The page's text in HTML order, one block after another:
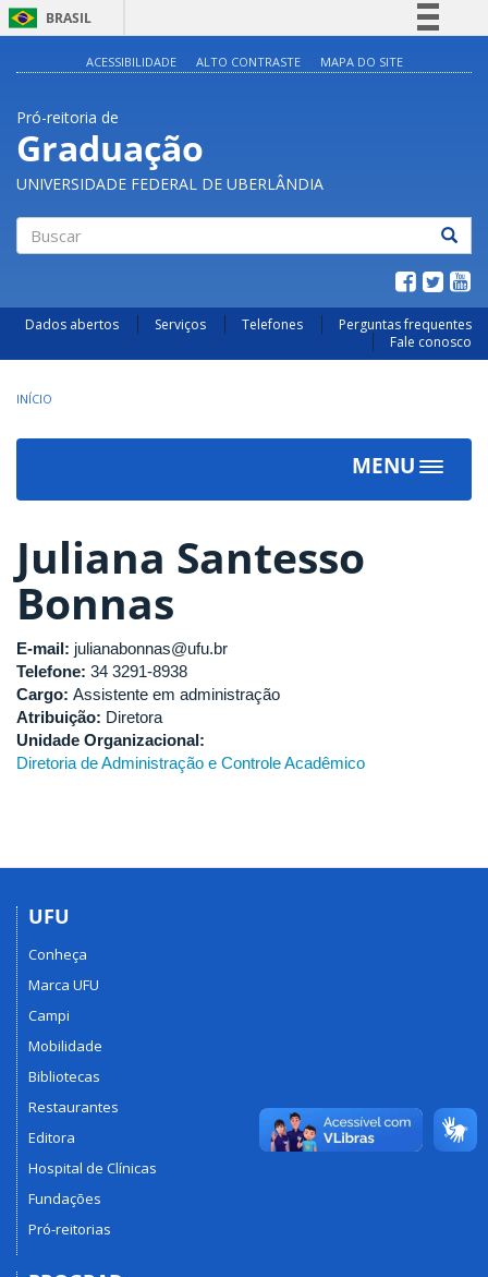
BRASIL
Legislação
Canais
ACESSIBILIDADE ALTO CONTRASTE MAPA DO SITE
Pró-reitoria de
Graduação
UNIVERSIDADE FEDERAL DE UBERLÂNDIA
Dados abertos Serviços Telefones
Perguntas frequentes
Fale conosco
INÍCIO
MENU
Toggle
Juliana Santesso
Bonnas
E-mail: julianabonnas@ufu.br
Telefone: 34 3291-8938
Cargo: Assistente em administração
Atribuição: Diretora
Unidade Organizacional:
Diretoria de Administração e Controle Acadêmico
UFU
Conheça
Marca UFU
Campi
Mobilidade
Bibliotecas
Restaurantes
Editora
Hospital de Clínicas
Fundações
Pró-reitorias